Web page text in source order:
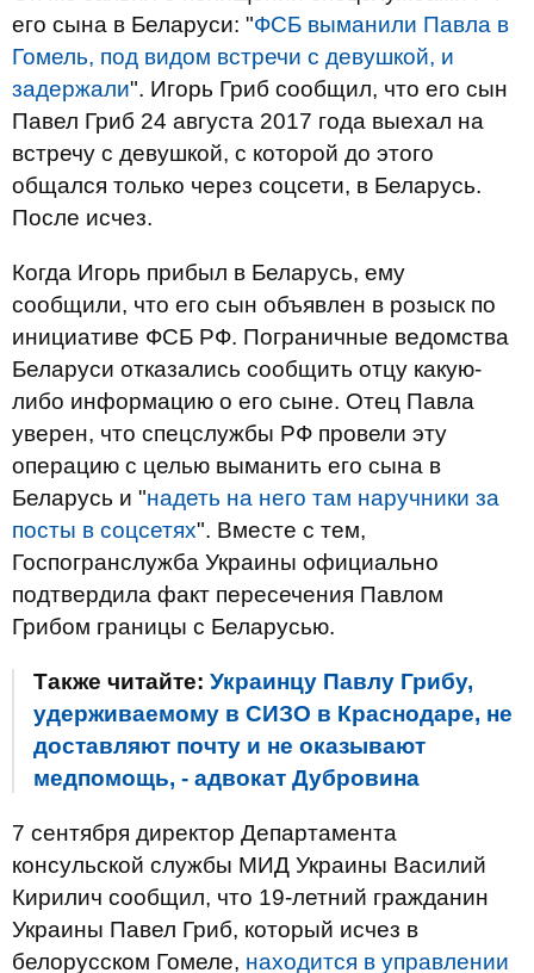
его сына в Беларуси: "ФСБ выманили Павла в
Гомель, под видом встречи с девушкой, и
задержали". Игорь Гриб сообщил, что его сын
Павел Гриб 24 августа 2017 года выехал на
встречу с девушкой, с которой до этого
общался только через соцсети, в Беларусь.
После исчез.
Когда Игорь прибыл в Беларусь, ему
сообщили, что его сын объявлен в розыск по
инициативе ФСБ РФ. Пограничные ведомства
Беларуси отказались сообщить отцу какую-
либо информацию о его сыне. Отец Павла
уверен, что спецслужбы РФ провели эту
операцию с целью выманить его сына в
Беларусь и "надеть на него там наручники за
посты в соцсетях". Вместе с тем,
Госпогранслужба Украины официально
подтвердила факт пересечения Павлом
Грибом границы с Беларусью.
Также читайте: Украинцу Павлу Грибу,
удерживаемому в СИЗО в Краснодаре, не
доставляют почту и не оказывают
медпомощь, - адвокат Дубровина
7 сентября директор Департамента
консульской службы МИД Украины Василий
Кирилич сообщил, что 19-летний гражданин
Украины Павел Гриб, который исчез в
белорусском Гомеле, находится в управлении